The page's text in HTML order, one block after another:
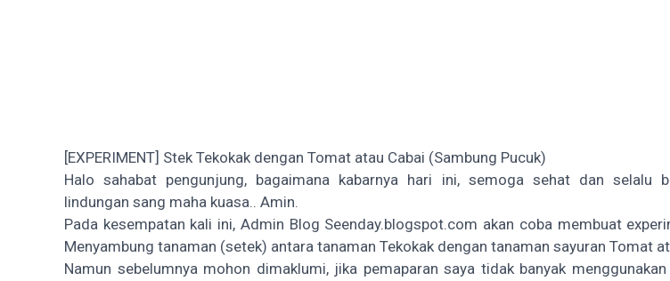
[EXPERIMENT] Stek Tekokak dengan Tomat atau Cabai (Sambung Pucuk)
Halo sahabat pengunjung, bagaimana kabarnya hari ini, semoga sehat dan selalu
lindungan sang maha kuasa.. Amin.
Pada kesempatan kali ini, Admin Blog Seenday.blogspot.com akan coba membuat
Menyambung tanaman (setek) antara tanaman Tekokak dengan tanaman sayuran Tomat
Namun sebelumnya mohon dimaklumi, jika pemaparan saya tidak banyak